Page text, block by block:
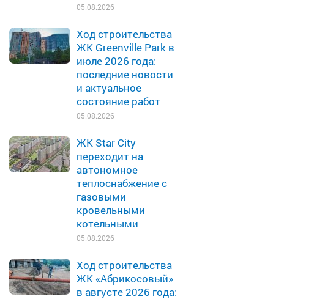
05.08.2026
Ход строительства
ЖК Greenville Park в
июле 2026 года:
последние новости
и актуальное
состояние работ
05.08.2026
ЖК Star City
переходит на
автономное
теплоснабжение с
газовыми
кровельными
котельными
05.08.2026
Ход строительства
ЖК «Абрикосовый»
в августе 2026 года: